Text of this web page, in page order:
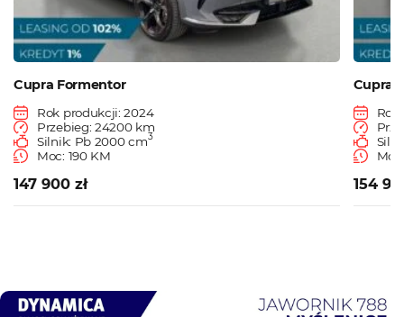
Cupra Formentor
Rok produkcji: 2024
Przebieg: 24200 km
Silnik: Pb 2000 cm3
Moc: 190 KM
147 900 zł
Cupra
Rok
154